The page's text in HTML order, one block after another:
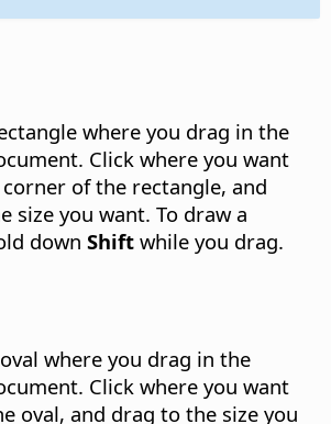
where you drag in the
Click where you want
of the rectangle, and
size you want. To draw a
downShift while you drag.
where you drag in the
Click where you want
oval, and drag to the size you